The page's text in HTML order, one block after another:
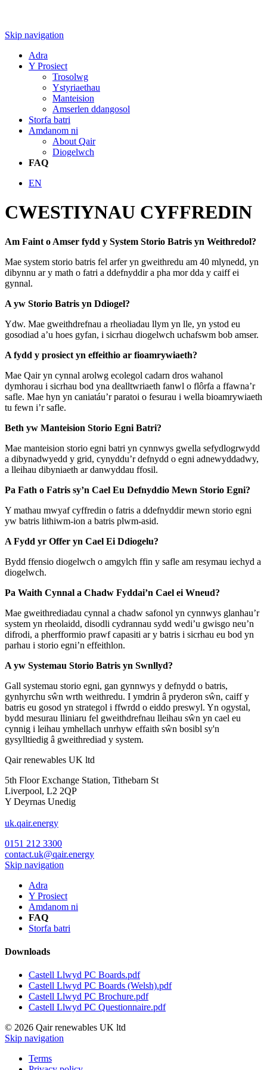
Skip navigation
Adra
Y Prosiect
Trosolwg
Ystyriaethau
Manteision
Amserlen ddangosol
Storfa batri
Amdanom ni
About Qair
Diogelwch
FAQ
EN
CWESTIYNAU CYFFREDIN
Am Faint o Amser fydd y System Storio Batris yn Weithredol?
Mae system storio batris fel arfer yn gweithredu am 40 mlynedd, yn
dibynnu ar y math o fatri a ddefnyddir a pha mor dda y caiff ei
gynnal.
A yw Storio Batris yn Ddiogel?
Ydw. Mae gweithdrefnau a rheoliadau llym yn lle, yn ystod eu
gosodiad a’u hoes gyfan, i sicrhau diogelwch uchafswm bob amser.
A fydd y prosiect yn effeithio ar fioamrywiaeth?
Mae Qair yn cynnal arolwg ecolegol cadarn dros wahanol
dymhorau i sicrhau bod yna dealltwriaeth fanwl o flôrfa a ffawna’r
safle. Mae hyn yn caniatáu’r paratoi o fesurau i wella bioamrywiaeth
tu fewn i’r safle.
Beth yw Manteision Storio Egni Batri?
Mae manteision storio egni batri yn cynnwys gwella sefydlogrwydd
a dibynadwyedd y grid, cynyddu’r defnydd o egni adnewyddadwy,
a lleihau dibyniaeth ar danwyddau ffosil.
Pa Fath o Fatris sy’n Cael Eu Defnyddio Mewn Storio Egni?
Y mathau mwyaf cyffredin o fatris a ddefnyddir mewn storio egni
yw batris lithiwm-ion a batris plwm-asid.
A Fydd yr Offer yn Cael Ei Ddiogelu?
Bydd ffensio diogelwch o amgylch ffin y safle am resymau iechyd a
diogelwch.
Pa Waith Cynnal a Chadw Fyddai’n Cael ei Wneud?
Mae gweithrediadau cynnal a chadw safonol yn cynnwys glanhau’r
system yn rheolaidd, disodli cydrannau sydd wedi’u gwisgo neu’n
difrodi, a pherfformio prawf capasiti ar y batris i sicrhau eu bod yn
parhau i storio egni’n effeithlon.
A yw Systemau Storio Batris yn Swnllyd?
Gall systemau storio egni, gan gynnwys y defnydd o batris,
gynhyrchu sŵn wrth weithredu. I ymdrin â pryderon sŵn, caiff y
batris eu gosod yn strategol i ffwrdd o eiddo preswyl. Yn ogystal,
bydd mesurau lliniaru fel gweithdrefnau lleihau sŵn yn cael eu
cynnig i leihau ymhellach unrhyw effaith sŵn bosibl sy'n
gysylltiedig â gweithrediad y system.
Qair renewables UK ltd
5th Floor Exchange Station, Tithebarn St
Liverpool, L2 2QP
Y Deyrnas Unedig
uk.qair.energy
0151 212 3300
contact.uk@qair.energy
Skip navigation
Adra
Y Prosiect
Amdanom ni
FAQ
Storfa batri
Downloads
Castell Llwyd PC Boards.pdf
Castell Llwyd PC Boards (Welsh).pdf
Castell Llwyd PC Brochure.pdf
Castell Llwyd PC Questionnaire.pdf
© 2026 Qair renewables UK ltd
Skip navigation
Terms